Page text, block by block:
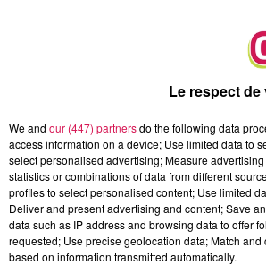
Le respect
We and our (447) partnersdo the following data
access information on a device; Use limited data to
select personalised advertising; Measure
statistics or combinations of data from different
profiles to select personalised content; Use limited
Deliver and present advertising and content; Save
data such as IP address and browsing data to offer
requested; Use precise geolocation data; Match
based on information transmitted automatically.